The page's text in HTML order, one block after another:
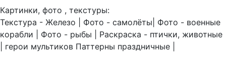
Картинки, фото , текстуры:
Текстура - Железо | Фото - самолёты| Фото - военные
корабли | Фото - рыбы | Раскраска - птички, животные
| герои мультиков Паттерны праздничные |